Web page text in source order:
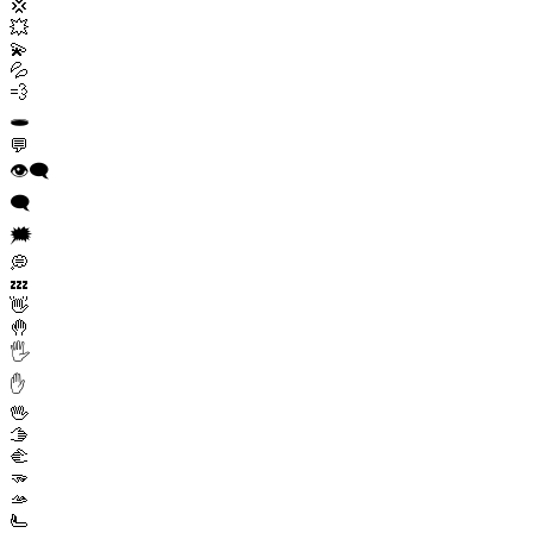
💢
💥
💫
💦
💨
🕳️
💬
👁️‍🗨️
🗨️
🗯️
💭
💤
👋
🤚
🖐️
✋
🖖
🫱
🫲
🫳
🫴
🫷